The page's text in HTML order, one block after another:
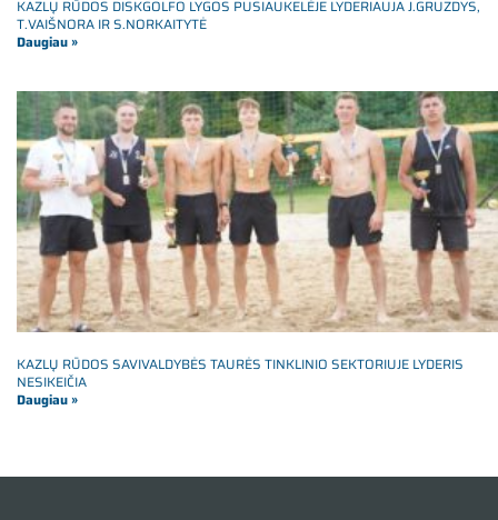
KAZLŲ RŪDOS DISKGOLFO LYGOS PUSIAUKELĖJE LYDERIAUJA J.GRUZDYS,
T.VAIŠNORA IR S.NORKAITYTĖ
Daugiau »
KAZLŲ RŪDOS SAVIVALDYBĖS TAURĖS TINKLINIO SEKTORIUJE LYDERIS
NESIKEIČIA
Daugiau »